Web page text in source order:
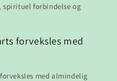
spirituel forbindelse og
forveksles med
med almindelig